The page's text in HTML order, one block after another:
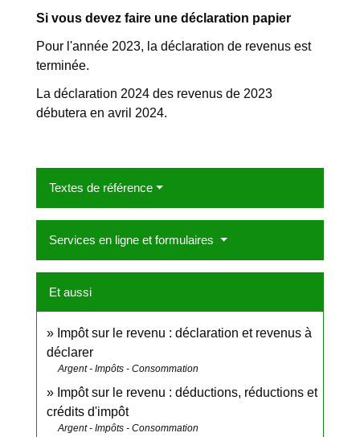
Si vous devez faire une déclaration papier
Pour l'année 2023, la déclaration de revenus est
terminée.
La déclaration 2024 des revenus de 2023
débutera en avril 2024.
Textes de référence
Services en ligne et formulaires
Et aussi
Impôt sur le revenu : déclaration et revenus à
déclarer
Argent - Impôts - Consommation
Impôt sur le revenu : déductions, réductions et
crédits d'impôt
Argent - Impôts - Consommation